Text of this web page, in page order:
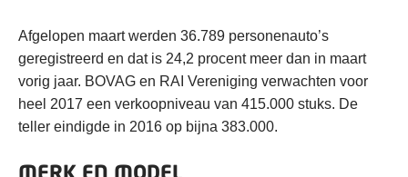
Afgelopen maart werden 36.789 personenauto’s
geregistreerd en dat is 24,2 procent meer dan in maart
vorig jaar. BOVAG en RAI Vereniging verwachten voor
heel 2017 een verkoopniveau van 415.000 stuks. De
teller eindigde in 2016 op bijna 383.000.
MERK EN MODEL